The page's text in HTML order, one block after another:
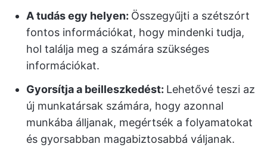
A tudás egy helyen: Összegyűjti a szétszórt
fontos információkat, hogy mindenki tudja,
hol találja meg a számára szükséges
információkat.
Gyorsítja a beilleszkedést: Lehetővé teszi az
új munkatársak számára, hogy azonnal
munkába álljanak, megértsék a folyamatokat
és gyorsabban magabiztosabbá váljanak.